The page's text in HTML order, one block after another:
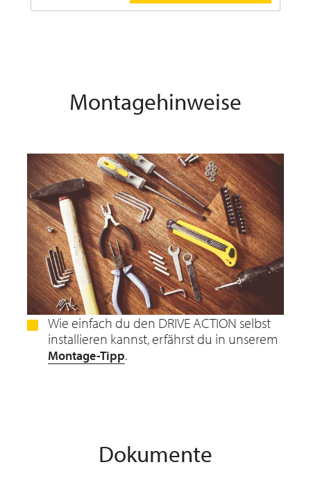
Montagehinweise
Wie einfach du den DRIVE ACTION selbst
installieren kannst, erfährst du in unserem
Montage-Tipp.
Dokumente